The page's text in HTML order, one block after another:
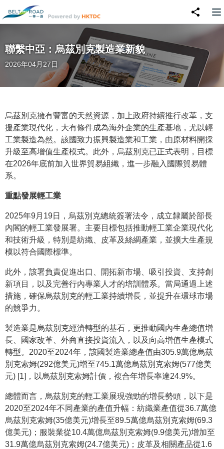
聯繫中亞：烏茲別克製造業新貌
2026年04月27日
烏茲別克擁有豐富的天然資源，加上政府持續推行改革，支
援產業現代化，大有條件成為海外企業的生產基地，尤以輕
工業製造為然。該國致力振興製造業和工業，由原材料開採
升級至高增值生產模式。此外，烏茲別克已正式表明，目標
在2026年底前加入世界貿易組織，進一步融入國際貿易體
系。
重點發展輕工業
2025年9月19日，烏茲別克總統簽署法令，成立隸屬於部長
內閣的輕工業發展署。主要目標包括推動輕工業企業現代化
和技術升級，特別是紡織、皮革及絲綢產業，並擴大生產規
模以符合國際標準。
此外，該署負責促進出口、開拓新市場、吸引投資、支持創
新項目，以及完善行內專業人才的培訓體系。當局通過上述
措施，確保烏茲別克的輕工業持續增長，並提升在環球市場
的競爭力。
製造業是烏茲別克經濟轉型的基石，更推動國內生產總值增
長、國家改革、外商直接投資流入，以及向高增值生產模式
轉型。2020至2024年，該國製造業總產值由305.9萬億烏茲
別克索姆(292億美元)增至745.1萬億烏茲別克索姆(577億美
元) [1]，以烏茲別克索姆計價，複合年增長率達24.9%。
總體而言，烏茲別克的輕工業展現強勁的增長勢頭，以下是
2020至2024年不同產業的產值升幅：紡織業產值從36.7萬億
烏茲別克索姆(35億美元)增長至89.5萬億烏茲別克索姆(69.3
億美元)；服裝業從10.4萬億烏茲別克索姆(9.9億美元)增加至
31.9萬億烏茲別克索姆(24.7億美元)；皮革及相關產品從1.6